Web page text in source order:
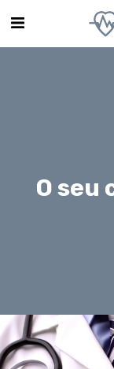
O seu